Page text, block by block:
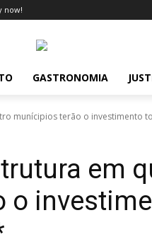
now!
GASTRONOMIA
munícipios terão o investimento
em
o